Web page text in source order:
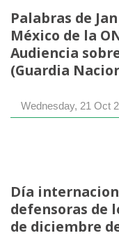
Palabras de
México de la
Audiencia
(Guardia
Wednesday, 21 Oct
Día
defensoras de
de diciembre